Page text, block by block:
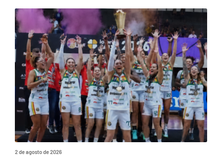
2 de agosto de 2026